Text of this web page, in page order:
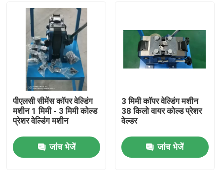
उत्पाद
वीडियो
हमारे बारे में
कारखाने का दौरा
पीएलसी सीमेंस कॉपर वेल्डिंग
मशीन 1 मिमी - 3 मिमी कोल्ड
प्रेशर वेल्डिंग मशीन
जांच भेजें
3 मिमी कॉपर वेल्डिंग मशीन
38 किलो वायर कोल्ड प्रेशर
वेल्डर
जांच भेजें